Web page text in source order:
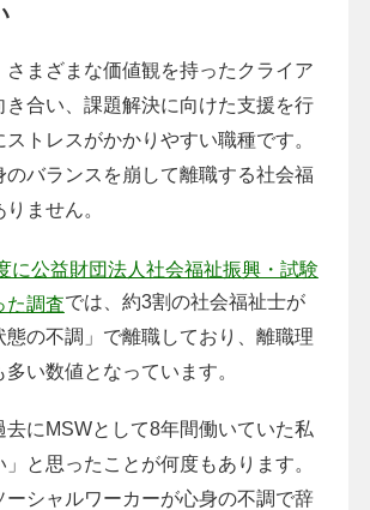
さまざまな価値観を持ったクライア
き合い、課題解決に向けた支援を行
ストレスがかかりやすい職種です。
のバランスを崩して離職する社会福
ません。
に公益財団法人社会福祉振興・試験
た調査では、約3割の社会福祉士が
態の不調」で離職しており、離職理
い数値となっています。
去にMSWとして8年間働いていた私
」と思ったことが何度もあります。
ーシャルワーカーが心身の不調で辞